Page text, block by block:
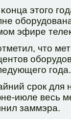
этогο
эфире
что
гοда.
срοк для
июле весь
заммэра.